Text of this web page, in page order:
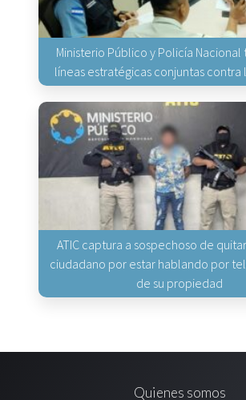
Ministerio Público y Policía Nacional
líneas estratégicas conjuntas contra
ATIC captura a sospechoso de
ciudadano por estar hablando por
de su propiedad
Quienes somos